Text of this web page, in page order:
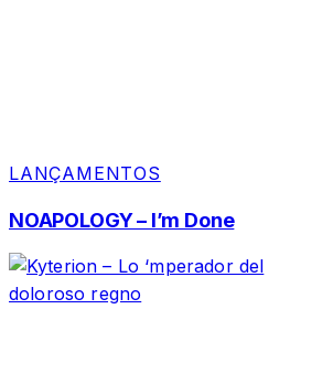
LANÇAMENTOS
NOAPOLOGY – I’m Done